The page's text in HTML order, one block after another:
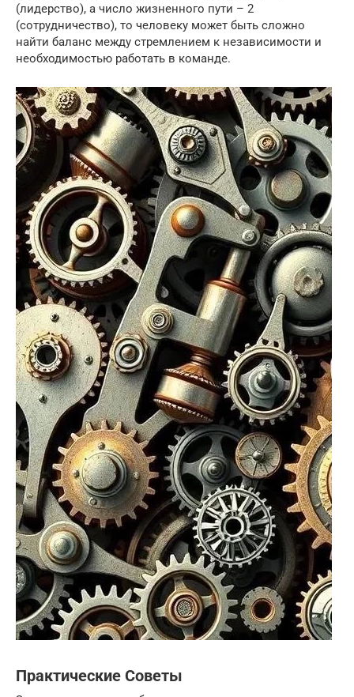
(лидерство), а число жизненного пути – 2
(сотрудничество), то человеку может быть сложно
найти баланс между стремлением к независимости и
необходимостью работать в команде.
Практические Советы